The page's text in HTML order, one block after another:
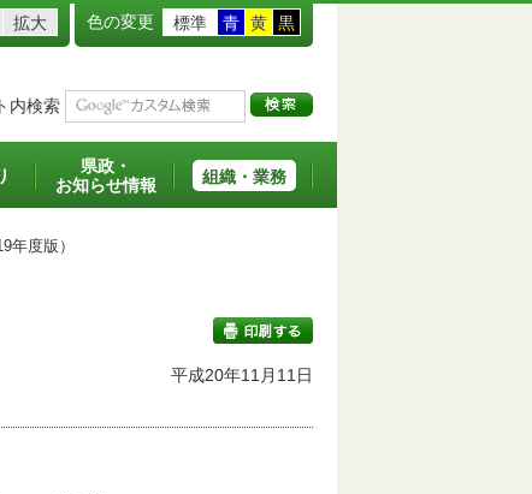
拡大 色の変更 標準 青 黄 黒
内検索
県政・
お知らせ情報
組織・業務
年度版）
印刷する
平成20年11月11日